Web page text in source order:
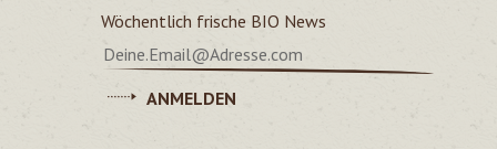
Wöchentlich frische BIO News
ANMELDEN